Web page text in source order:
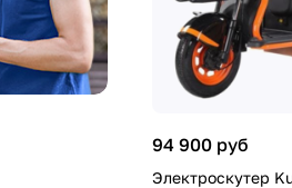
94 900 руб
Электроскутер